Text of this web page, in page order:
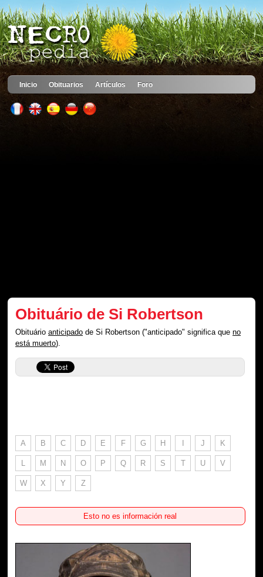
Inicio Obituarios Artículos Foro
Obituário de Si Robertson
Obituárioanticipado de Si Robertson ("anticipado" significa queno
está muerto).
A B C D E F G H I J K
L M N O P Q R S T U V
W X Y Z
Esto no es información real